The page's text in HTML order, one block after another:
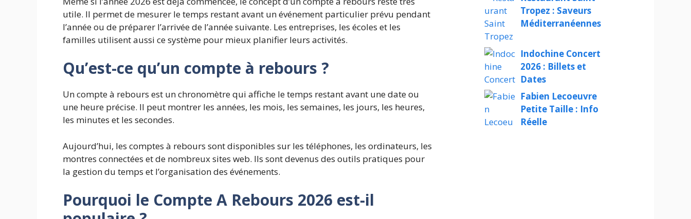
utile. Il permet de mesurer le temps restant avant un événement particulier prévu pendant
l’année ou de préparer l’arrivée de l’année suivante. Les entreprises, les écoles et les
familles utilisent aussi ce système pour mieux planifier leurs activités.
Qu’est-ce qu’un compte à rebours ?
Un compte à rebours est un chronomètre qui affiche le temps restant avant une date ou
une heure précise. Il peut montrer les années, les mois, les semaines, les jours, les heures,
les minutes et les secondes.
Aujourd’hui, les comptes à rebours sont disponibles sur les téléphones, les ordinateurs, les
montres connectées et de nombreux sites web. Ils sont devenus des outils pratiques pour
la gestion du temps et l’organisation des événements.
Pourquoi le Compte A Rebours 2026 est-il
Tropez : Saveurs
Méditerranéennes
Indochine Concert
2026 : Billets et
Dates
Fabien Lecoeuvre
Petite Taille : Info
Réelle